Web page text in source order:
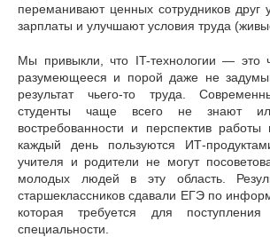
переманивают ценных сотрудников друг
зарплаты и улучшают условия труда
Мы привыкли, что IT-технологии — это
разумеющееся и порой даже не
результат чьего-то труда.
студенты чаще всего не знают
востребованности и перспектив
каждый день пользуются ИТ-
учителя и родители не могут
молодых людей в эту область.
старшеклассников сдавали ЕГЭ по
которая требуется для
специальности.